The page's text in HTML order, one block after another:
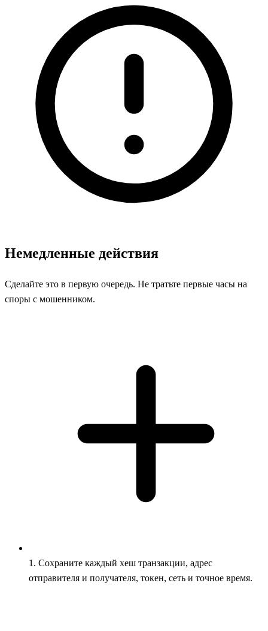
Немедленные действия
Сделайте это в первую очередь. Не тратьте первые часы на
споры с мошенником.
1. Сохраните каждый хеш транзакции, адрес
отправителя и получателя, токен, сеть и точное время.